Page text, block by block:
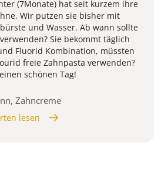
(7Monate) hat seit kurzem ihre
Wir putzen sie bisher mit
und Wasser. Ab wann sollte
Sie bekommt täglich
Fluorid Kombination, müssten
freie Zahnpasta verwenden?
schönen Tag!
Zahncreme
lesen